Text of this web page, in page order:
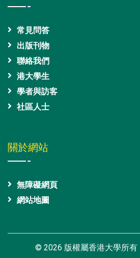
常見問答
出版刊物
聯絡我們
港大學生
學者與訪客
社區人士
關於網站
無障礙網頁
網站地圖
© 2026 版權屬香港大學所有 |